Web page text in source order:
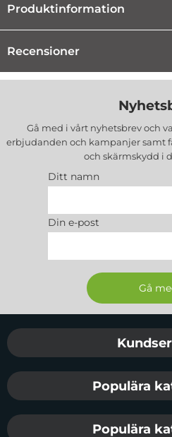
Produktinformation
Recensioner
Gå med i vårt nyhetsbrev och
erbjudanden och kampanjer samt
och skärmskydd i
Ditt namn
Din e-post
Sidfot Blandad
Populära
Populära